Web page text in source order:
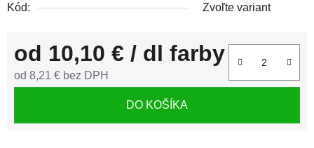
Kód:
Zvoľte variant
od 10,10 € / dl farby
od 8,21 € bez DPH
DO KOŠÍKA